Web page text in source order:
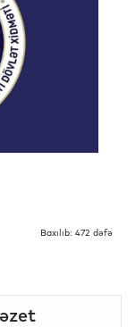
Baxılıb: 472 dəfə